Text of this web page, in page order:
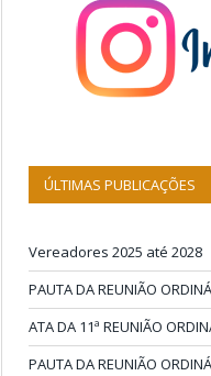
ÚLTIMAS PUBLICAÇÕES
Vereadores 2025 até 2028
PAUTA DA REUNIÃO
ATA DA 11ª REUNIÃO
PAUTA DA REUNIÃO